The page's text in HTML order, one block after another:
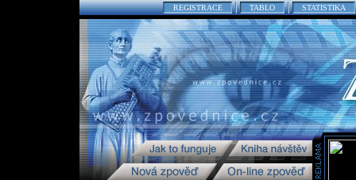
REGISTRACE TABLO STATISTIKA